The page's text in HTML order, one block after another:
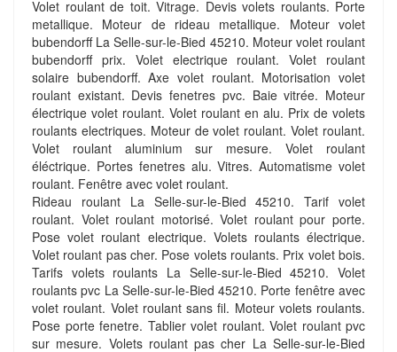
Volet roulant de toit. Vitrage. Devis volets roulants. Porte
metallique. Moteur de rideau metallique. Moteur volet
bubendorff La Selle-sur-le-Bied 45210. Moteur volet roulant
bubendorff prix. Volet electrique roulant. Volet roulant
solaire bubendorff. Axe volet roulant. Motorisation volet
roulant existant. Devis fenetres pvc. Baie vitrée. Moteur
électrique volet roulant. Volet roulant en alu. Prix de volets
roulants electriques. Moteur de volet roulant. Volet roulant.
Volet roulant aluminium sur mesure. Volet roulant
éléctrique. Portes fenetres alu. Vitres. Automatisme volet
roulant. Fenêtre avec volet roulant.
Rideau roulant La Selle-sur-le-Bied 45210. Tarif volet
roulant. Volet roulant motorisé. Volet roulant pour porte.
Pose volet roulant electrique. Volets roulants électrique.
Volet roulant pas cher. Pose volets roulants. Prix volet bois.
Tarifs volets roulants La Selle-sur-le-Bied 45210. Volet
roulants pvc La Selle-sur-le-Bied 45210. Porte fenêtre avec
volet roulant. Volet roulant sans fil. Moteur volets roulants.
Pose porte fenetre. Tablier volet roulant. Volet roulant pvc
sur mesure. Volets roulant pas cher La Selle-sur-le-Bied